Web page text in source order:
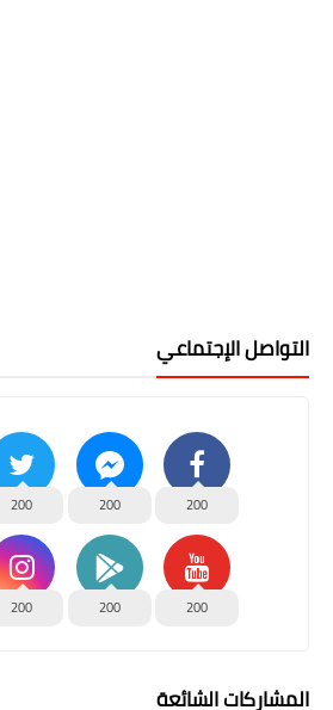
التواصل الإجتماعي
200
200
200
200
200
200
المشاركات الشائعة